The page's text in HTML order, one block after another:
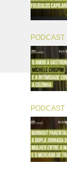
PODCAST
PODCAST